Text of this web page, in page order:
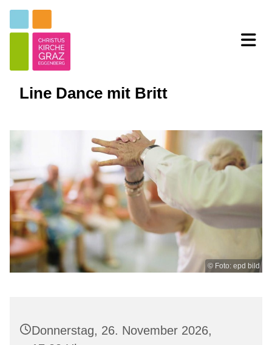
Line Dance mit Britt
© Foto: epd bild
Donnerstag, 26. November 2026,